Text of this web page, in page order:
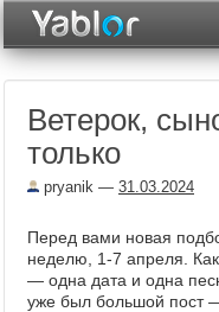
Ветерок,
только
pryanik — 31.03.2024
Перед вами новая
неделю, 1-7 апреля.
— одна дата и одна
уже был большой пост